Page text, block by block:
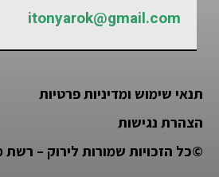
itonyarok@gmail.com
תנאי שימוש ומדיניות פרטיות
הצהרת נגישות
©כל הזכויות שמורות לירוק – רשת